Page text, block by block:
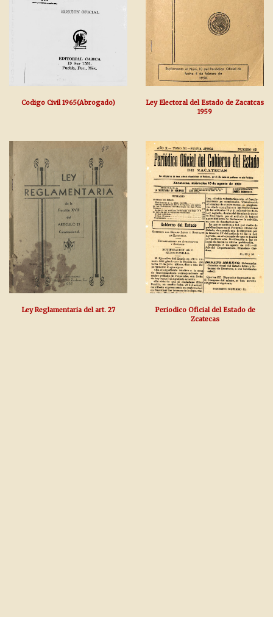
Codigo Civil 1965(Abrogado)
Ley Electoral del Estado de Zacatcas
1959
Ley Reglamentaria del art. 27
Periodico Oficial del Estado de
Zcatecas